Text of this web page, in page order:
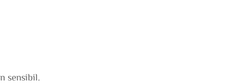
sensibil.